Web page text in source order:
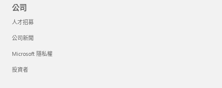
公司
人才招募
公司新聞
Microsoft 隱私權
投資者